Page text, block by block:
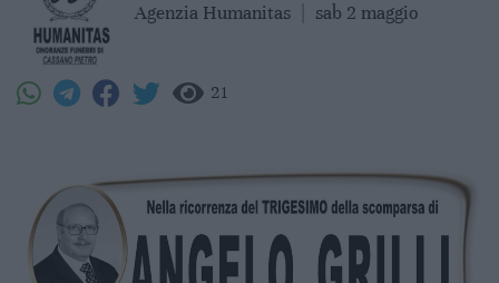
Agenzia Humanitas sab 2 maggio
21